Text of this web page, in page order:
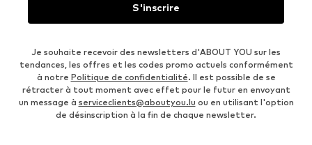
S'inscrire
Je souhaite recevoir des newsletters d'ABOUT YOU sur les
tendances, les offres et les codes promo actuels conformément
à notre Politique de confidentialité. Il est possible de se
rétracter à tout moment avec effet pour le futur en envoyant
un message à serviceclients@aboutyou.lu ou en utilisant l'option
de désinscription à la fin de chaque newsletter.